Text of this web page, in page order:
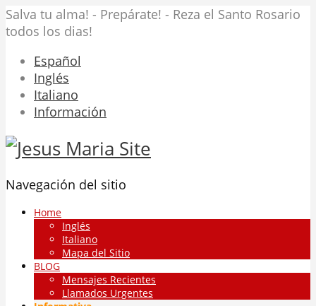
Salva tu alma! - Prepárate! - Reza el Santo Rosario
todos los dias!
Español
Inglés
Italiano
Información
Navegación del sitio
Home
Inglés
Italiano
Mapa del Sitio
BLOG
Mensajes Recientes
Llamados Urgentes